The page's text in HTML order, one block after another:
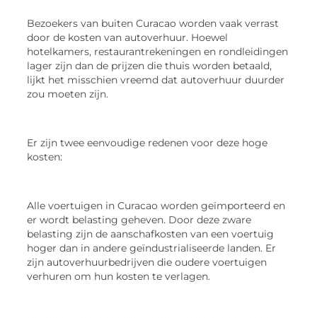
Bezoekers van buiten Curacao worden vaak verrast
door de kosten van autoverhuur. Hoewel
hotelkamers, restaurantrekeningen en rondleidingen
lager zijn dan de prijzen die thuis worden betaald,
lijkt het misschien vreemd dat autoverhuur duurder
zou moeten zijn.
Er zijn twee eenvoudige redenen voor deze hoge
kosten:
Alle voertuigen in Curacao worden geïmporteerd en
er wordt belasting geheven. Door deze zware
belasting zijn de aanschafkosten van een voertuig
hoger dan in andere geïndustrialiseerde landen. Er
zijn autoverhuurbedrijven die oudere voertuigen
verhuren om hun kosten te verlagen.